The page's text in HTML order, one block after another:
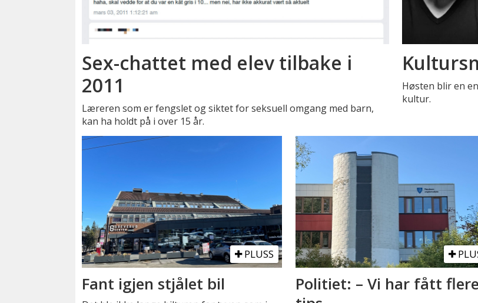
Sex-chattet med elev tilbake i
2011
Læreren som er fengslet og siktet for seksuell omgang med barn,
kan ha holdt på i over 15 år.
Høsten blir en
kultur.
PLUSS
Fant igjen stjålet bil
Politiet: – Vi har fått flere